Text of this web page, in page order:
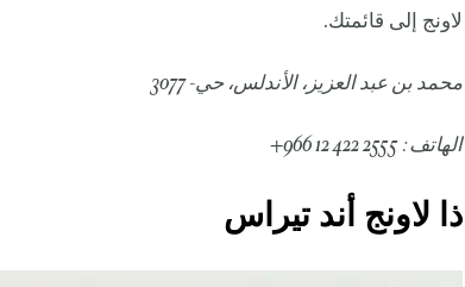
لاونج إلى قائمتك.
محمد بن عبد العزيز، الأندلس، حي- 3077
الهاتف: 2555 422 12 966+
ذا لاونج أند تيراس